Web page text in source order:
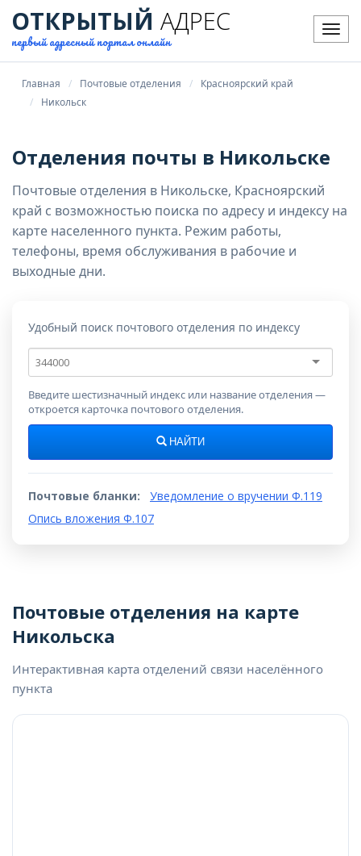
ОТКРЫТЫЙ АДРЕС
первый адресный портал онлайн
Главная Почтовые отделения
Красноярский край
Никольск
Отделения почты в Никольске
Почтовые отделения в Никольске, Красноярский
край с возможностью поиска по адресу и индексу на
карте населенного пункта. Режим работы,
телефоны, время обслуживания в рабочие и
выходные дни.
Удобный поиск почтового отделения по индексу
Почтовый
индекс
Введите шестизначный индекс или название отделения —
откроется карточка почтового отделения.
НАЙТИ
Почтовые бланки:
Уведомление о вручении Ф.119
Опись вложения Ф.107
Почтовые отделения на карте
Никольска
Интерактивная карта отделений связи населённого
пункта